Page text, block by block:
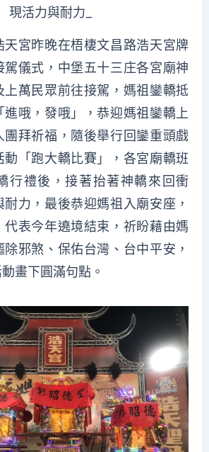
現活力與耐力_
天宮昨晚在梧棲文昌路浩天宮牌
駕儀式，中堡五十三庄各宮廟神
上萬民眾前往接駕，媽祖鑾轎抵
進哦，發哦」，恭迎媽祖鑾轎上
團拜祈福，隨後舉行回鑾重頭戲
動「跑大轎比賽」，各宮廟轎班
行禮後，接著抬著神轎來回衝
力，最後恭迎媽祖入廟安座，
代表今年遶境結束，祈盼藉由媽
邪煞、保佑台灣、台中平安，
畫下圓滿句點。